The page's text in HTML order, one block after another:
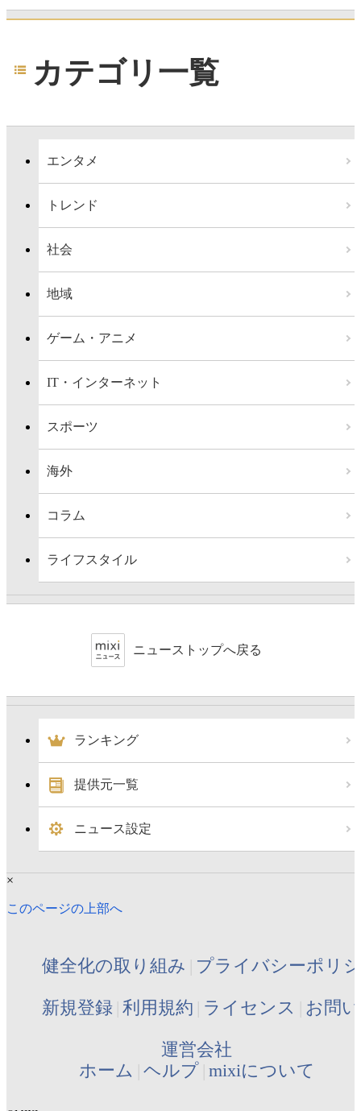
カテゴリ一覧
エンタメ
トレンド
社会
地域
ゲーム・アニメ
IT・インターネット
スポーツ
海外
コラム
ライフスタイル
ニューストップへ戻る
ランキング
提供元一覧
ニュース設定
×
このページの上部へ
健全化の取り組み プライバシーポリ
新規登録 利用規約 ライセンス お問
運営会社
ホーム ヘルプ mixiについて